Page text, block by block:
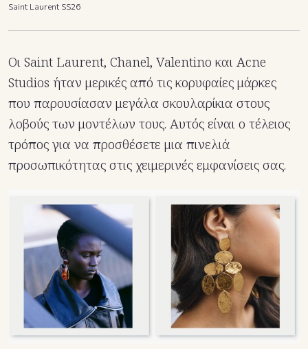
Saint Laurent SS26
Οι Saint Laurent, Chanel, Valentino και Acne
Studios ήταν μερικές από τις κορυφαίες μάρκες
που παρουσίασαν μεγάλα σκουλαρίκια στους
λοβούς των μοντέλων τους. Αυτός είναι ο τέλειος
τρόπος για να προσθέσετε μια πινελιά
προσωπικότητας στις χειμερινές εμφανίσεις σας.